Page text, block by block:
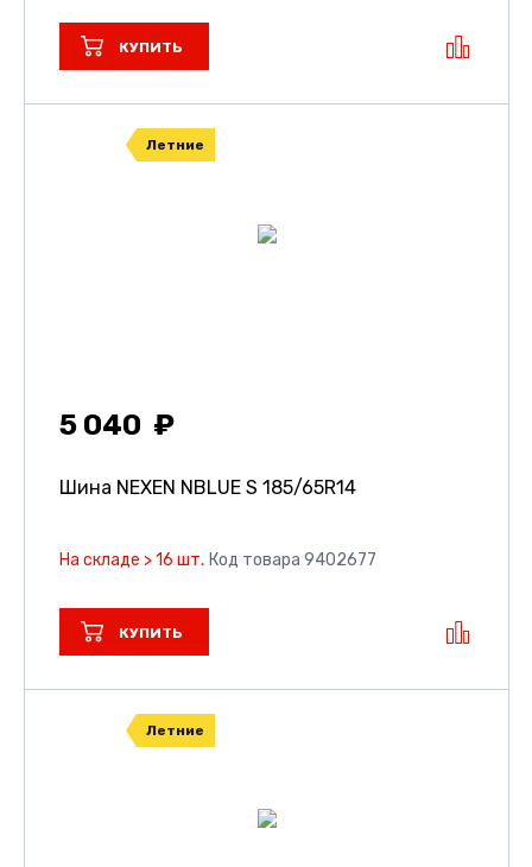
КУПИТЬ
Летние
5 040
Шина NEXEN NBLUE S 185/65R14
На складе > 16 шт. Код товара 9402677
КУПИТЬ
Летние